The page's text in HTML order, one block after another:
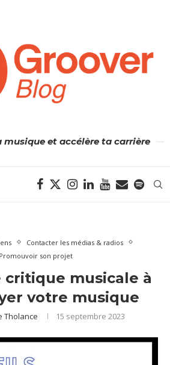
et accélère ta carrière
Contacter les médias & radios
Promouvoir son projet
critique musicale à
votre musique
Tholance 15 septembre 2023